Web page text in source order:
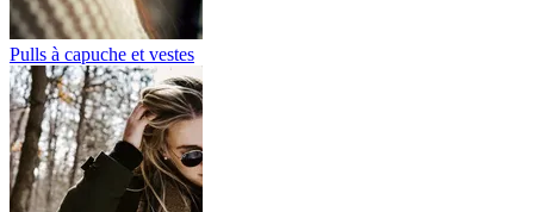
Pulls à capuche et vestes